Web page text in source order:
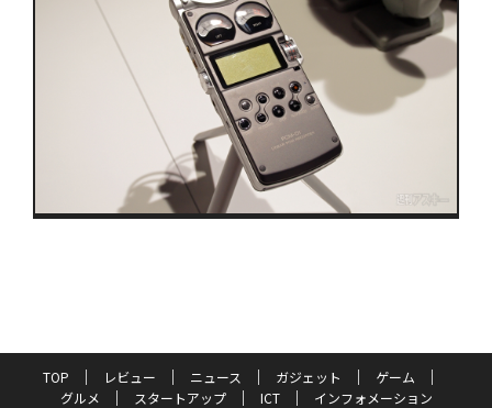
TOP レビュー ニュース ガジェット
ゲーム
グルメ
スタートアップ ICT
インフォメーション